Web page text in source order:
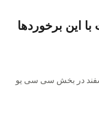
این برخوردها
همسر ابوالفضل قدیانی که از ۷ اسفند در بخش سی سی یو